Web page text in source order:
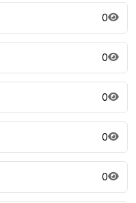
0
0
0
0
0